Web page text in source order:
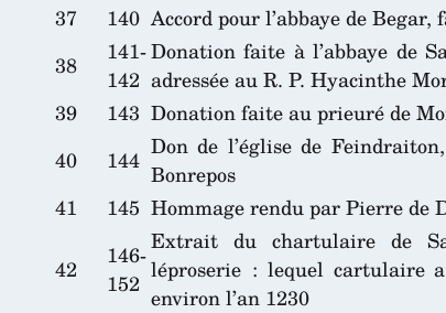
37
140 Accord pour l’abbaye de
38
141-
142
Donation faite à l’abbaye de
adressée au R. P. Hyacinthe
39
143 Donation faite au prieuré de
40
144 Don de l’église de
Bonrepos
41
145 Hommage rendu par Pierre de
42
146-
152
Extrait du chartulaire de
léproserie : lequel cartulaire
environ l’an 1230